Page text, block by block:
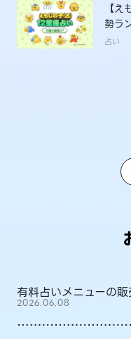
【
勢ラ
は？
占い
有料占いメニューの
2026.06.08